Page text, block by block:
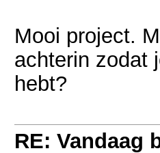
Mooi project.
achterin zodat
hebt?
RE: Vandaag